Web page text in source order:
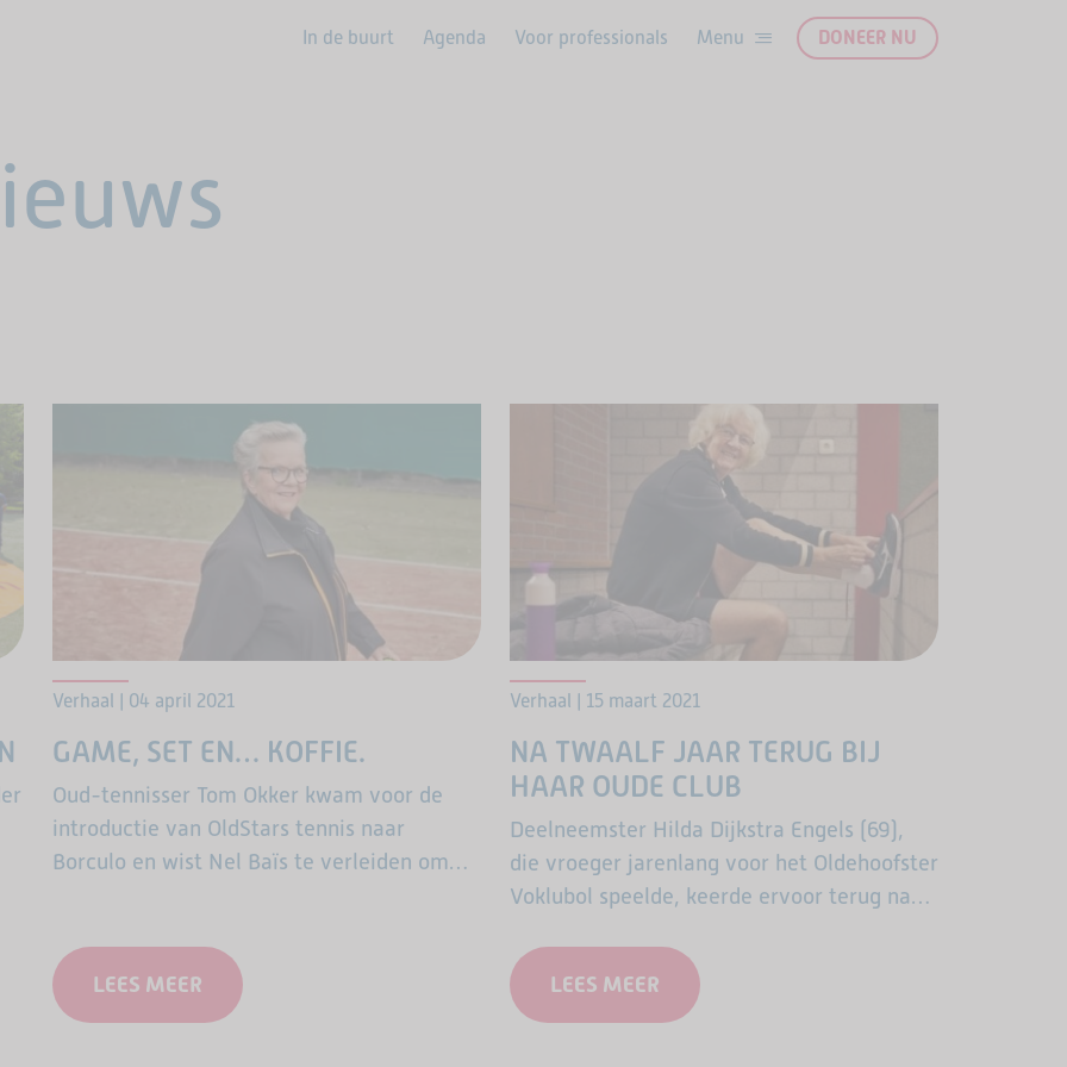
In de buurt Agenda Voor professionals DONEER NU
Verhaal | 04 april 2021
GAME, SET EN… KOFFIE.
Oud-tennisser Tom Okker kwam voor de
introductie van OldStars tennis naar
Borculo en wist Nel Baïs te verleiden om
opgegeven. Dit initiatief bracht haar
lichamelijke verbetering – en meer.
LEES MEER
Verhaal | 15 maart 2021
NA TWAALF JAAR TERUG BIJ
HAAR OUDE CLUB
Deelneemster Hilda Dijkstra Engels (69),
die vroeger jarenlang voor het Oldehoofster
Voklubol speelde, keerde ervoor terug naar
LEES MEER